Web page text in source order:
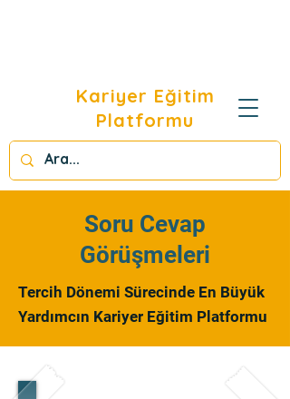
Kariyer Eğitim
Platformu
Soru Cevap
Görüşmeleri
Tercih Dönemi Sürecinde En Büyük
Yardımcın Kariyer Eğitim Platformu